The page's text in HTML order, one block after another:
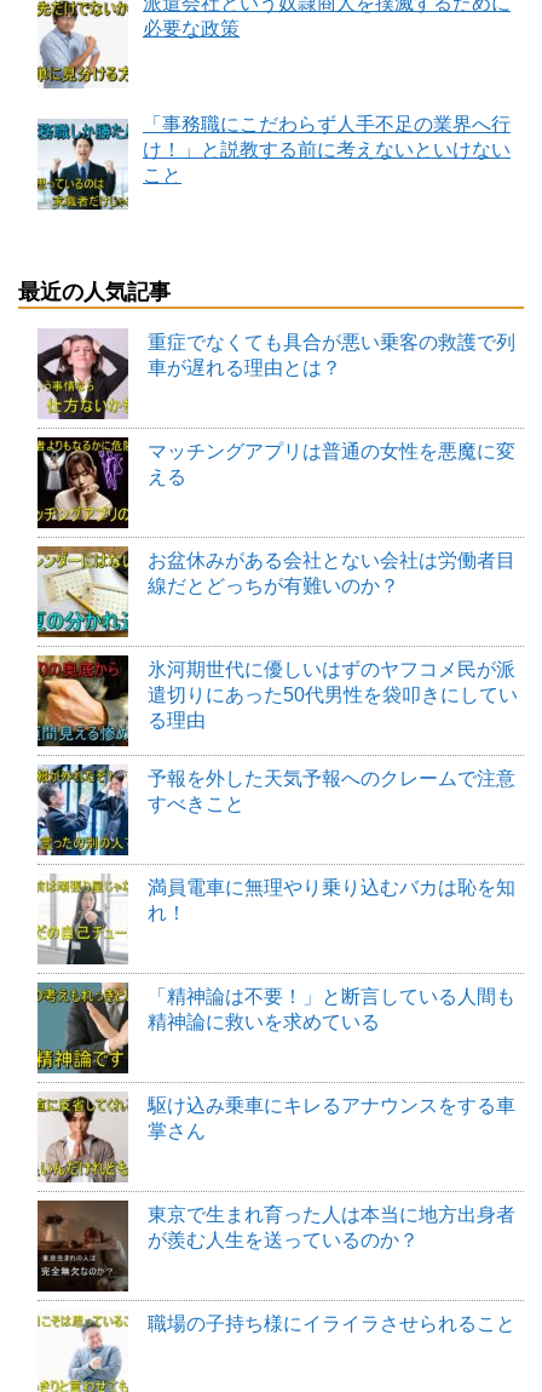
必要な政策
「事務職にこだわらず人手不足の業界へ行
け！」と説教する前に考えないといけない
こと
最近の人気記事
重症でなくても具合が悪い乗客の救護で列
車が遅れる理由とは？
マッチングアプリは普通の女性を悪魔に変
える
お盆休みがある会社とない会社は労働者目
線だとどっちが有難いのか？
氷河期世代に優しいはずのヤフコメ民が派
遣切りにあった50代男性を袋叩きにしてい
る理由
予報を外した天気予報へのクレームで注意
すべきこと
満員電車に無理やり乗り込むバカは恥を知
れ！
「精神論は不要！」と断言している人間も
精神論に救いを求めている
駆け込み乗車にキレるアナウンスをする車
掌さん
東京で生まれ育った人は本当に地方出身者
が羨む人生を送っているのか？
職場の子持ち様にイライラさせられること